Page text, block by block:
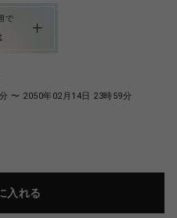
で
〜 2050年02月14日 23時59分
入れる